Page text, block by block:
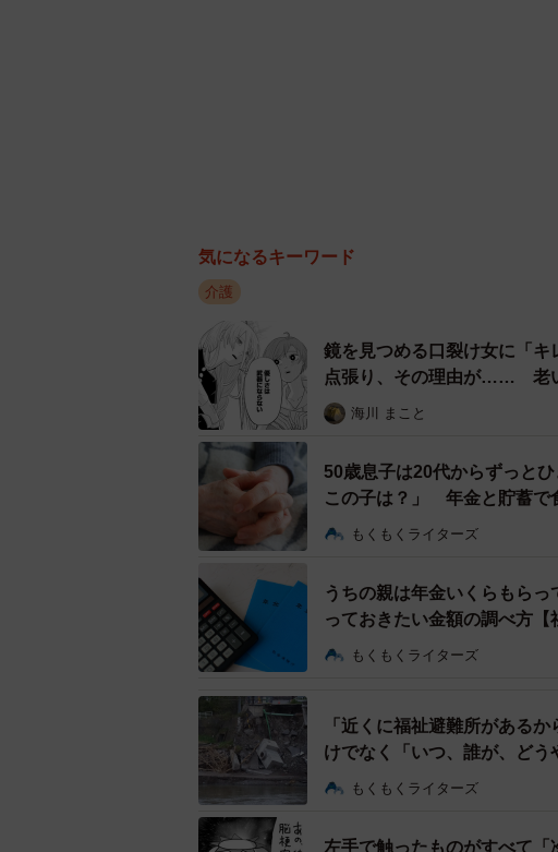
何より重要なのは「まず口頭で"休みたい"と
対応が可能」という点です。初動で慌ててい
▽72時間でショートステイ先を見つけるには
一番深刻だったのは「ショートステイ先が見
3日目の朝、妹さんは絶望的な気持ちでケア
こも満床で...」という返答ばかり。父を一人
方に暮れました。
実は、多くの自治体に「緊急ショートステイ
たときは優先的に空きベッドを確保してくれ
括支援センターやケアマネジャーといった"
真紀さんの家族もそこまで想定していなかっ
ことになってしまったそうです。
緊急事態に備える「逆算の備え」
気になるキーワード
介護
鏡を見つめる口裂け女に「
点張り、その理由が…… 老
画】
海川 まこと
50歳息子は20代からずっと
この子は？」 年金と貯蓄で
解説】
もくもくライターズ
うちの親は年金いくらもら
っておきたい金額の調べ方【
もくもくライターズ
「近くに福祉避難所がある
けでなく「いつ、誰が、ど
福祉士が解説】
もくもくライターズ
左手で触ったものがすべて